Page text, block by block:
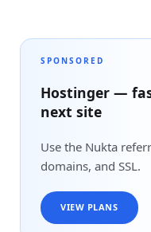
SPONSORED
Hostinger —
next site
Use the Nukta
domains, and SSL.
VIEW PLANS